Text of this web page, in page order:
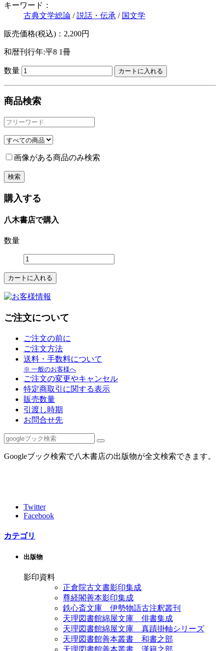
キーワード：
古典文学総論 /説話・伝承 / 国文学
販売価格(税込)：2,200円
和暦刊行年:平8 1冊
数量
商品検索
画像がある商品のみ検索
購入する
八木書店で購入
数量
ご注文について
ご注文の前に
ご注文方法
送料・手数料について
※ 一般のお客様へ
ご注文の変更やキャンセル
特定商取引に関する表示
販売数量
引渡し時期
お問合せ先
Googleブック検索で八木書店の出版物が全文検索できます。
Twitter
Facebook
カテゴリ
出版物
影印資料
正倉院古文書影印集成
尊経閣善本影印集成
鉄心斎文庫 伊勢物語古注釈叢刊
天理図書館綿屋文庫 俳書集成
天理図書館綿屋文庫 真蹟掛軸シリーズ
天理図書館善本叢書 和書之部
天理図書館善本叢書 漢籍之部